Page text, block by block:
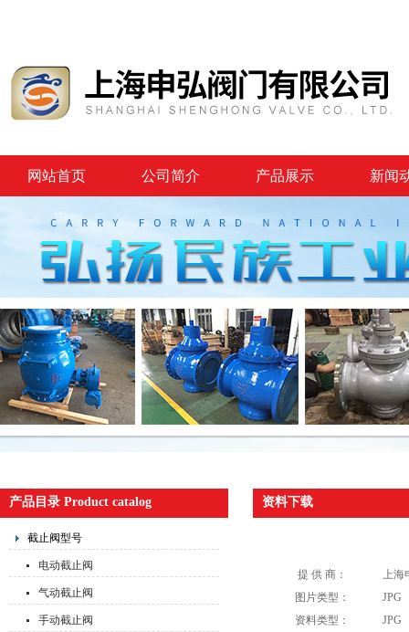
网站首页 公司简介 产品展示 新闻
产品目录 Product catalog
截止阀型号
电动截止阀
气动截止阀
手动截止阀
资料下载
提 供 商：
上海
图片类型：
JPG
资料类型：
JPG